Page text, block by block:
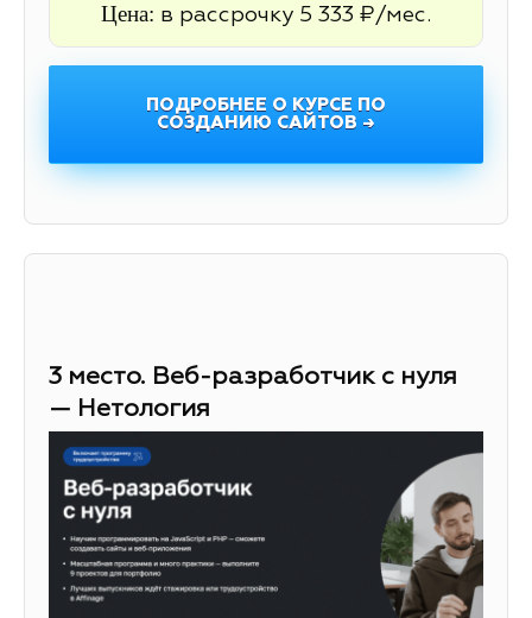
Цена: в рассрочку 5 333 ₽/мес.
ПОДРОБНЕЕ О КУРСЕ ПО
СОЗДАНИЮ САЙТОВ →
3 место. Веб-разработчик с нуля
— Нетология